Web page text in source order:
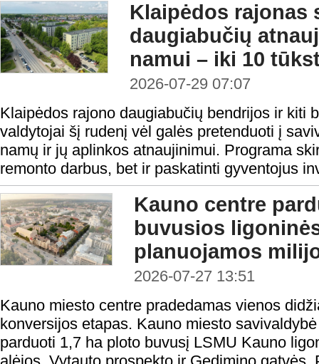
Klaipėdos rajonas
daugiabučių
namui – iki 10
2026-07-29 07:07
Klaipėdos rajono daugiabučių bendrijos ir kiti
valdytojai šį rudenį vėl galės pretenduoti į
namų ir jų aplinkos atnaujinimui. Programa
remonto darbus, bet ir paskatinti gyventojus
Kauno centre
buvusios
planuojamos
2026-07-27 13:51
Kauno miesto centre pradedamas vienos
konversijos etapas. Kauno miesto
parduoti 1,7 ha ploto buvusį LSMU Kauno